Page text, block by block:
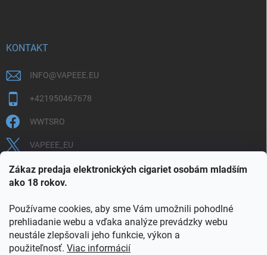
Zákaz predaja elektronických cigariet osobám mladším
ako 18 rokov.
Používame cookies, aby sme Vám umožnili pohodlné
prehliadanie webu a vďaka analýze prevádzky webu
neustále zlepšovali jeho funkcie, výkon a
použiteľnosť. Viac informácií
KONTAKT
INFO@VAPEEE.EU
+421950467678
WWTSRO
VAPEEE_EU
VAPEEE.EU
COOKIES OBCHODNÉ PODMIENKY